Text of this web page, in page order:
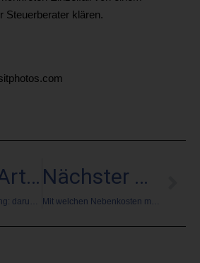
Steuerberater klären.
Voriger Artikel
Immobilienbewertung: darum besser mit Makler
Nächster Artikel
Mit welchen Nebenkosten muss ich rechnen, wenn ich eine Immobilie kaufe?